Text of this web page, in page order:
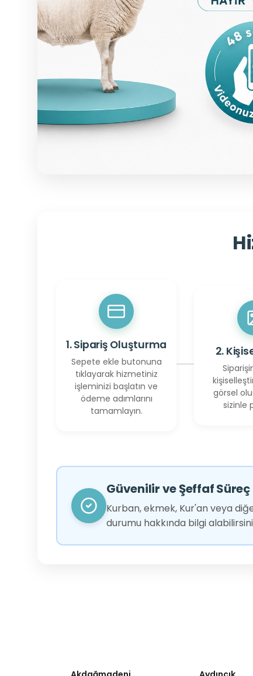
1. Sipariş Oluşturma
Sepete ekle butonuna
tıklayarak hizmetiniz
işleminizi başlatın ve
ödeme adımlarını
tamamlayın.
2.
görsel
sizinle
Güvenilir ve Şeffaf Süreç
Kurban, ekmek, Kur'an veya
durumu hakkında bilgi